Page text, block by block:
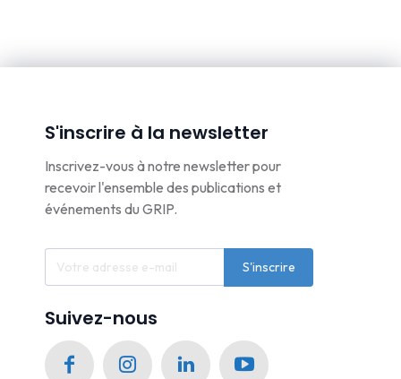
S'inscrire à la newsletter
Inscrivez-vous à notre newsletter pour
recevoir l'ensemble des publications et
événements du GRIP.
S'inscrire
Suivez-nous